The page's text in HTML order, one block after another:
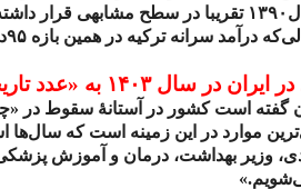
۱۳۹۰ تقریبا در سطح مشابهی قرار
درآمد سرانه ترکیه در همین بازه ۹۵
در ایران در سال۱۴۰۳ به «عدد
گفته است کشور در آستانهٔ سقوط در
موارد در این زمینه است که
وزیر بهداشت، درمان و آموزش